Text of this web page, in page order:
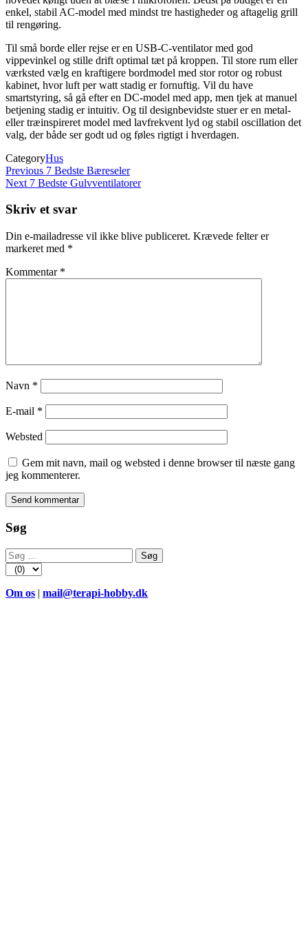
enkel, stabil AC-model med mindst tre hastigheder og aftagelig grill
til rengøring.
Til små borde eller rejse er en USB-C-ventilator med god
vippevinkel og stille drift optimal tæt på kroppen. Til store rum eller
værksted vælg en kraftigere bordmodel med stor rotor og robust
kabinet, hvor luft per watt stadig er fornuftig. Vil du have
smartstyring, så gå efter en DC-model med app, men tjek at manuel
betjening stadig er intuitiv. Og til designbevidste stuer er en metal-
eller træinspireret model med lavfrekvent lyd og stabil oscillation det
valg, der både ser godt ud og føles rigtigt i hverdagen.
CategoryHus
Indlægsnavigation
Previous
Post
Previous 7 Bedste Bæreseler
Next
Next 7 Bedste Gulvventilatorer
Skriv et svar
Din e-mailadresse vil ikke blive publiceret. Krævede felter er
markeret med *
Kommentar *
Navn *
E-mail *
Websted
Gem mit navn, mail og websted i denne browser til næste gang
jeg kommenterer.
Søg
Søg
efter:
Om os | mail@terapi-hobby.dk